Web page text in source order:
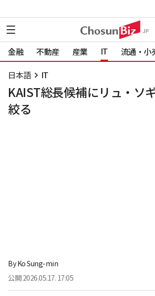
金融 不動産 産業 IT 流通・小
日本語 IT
KAIST総長候補にリュ・ソ
絞る
ByKo Sung-min
公開 2026.05.17. 17:05